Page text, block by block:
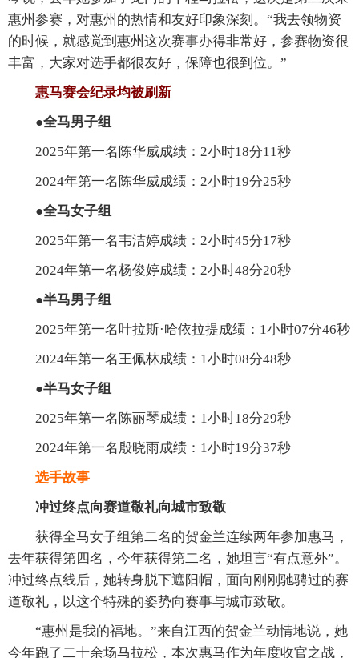
惠州参赛，对惠州的热情和友好印象深刻。“我去领物资
的时候，就感觉到惠州这次赛事办得非常好，参赛物资很
丰富，大家对选手都很友好，保障也很到位。”
惠马赛会纪录均被刷新
●全马男子组
2025年第一名陈华威成绩：2小时18分11秒
2024年第一名陈华威成绩：2小时19分25秒
●全马女子组
2025年第一名韦洁婷成绩：2小时45分17秒
2024年第一名杨俊婷成绩：2小时48分20秒
●半马男子组
2025年第一名叶拉斯·哈依拉提成绩：1小时07分46秒
2024年第一名王佩林成绩：1小时08分48秒
●半马女子组
2025年第一名陈丽琴成绩：1小时18分29秒
2024年第一名殷晓雨成绩：1小时19分37秒
选手故事
冲过终点向赛道敬礼向城市致敬
获得全马女子组第二名的贺金兰连续两年参加惠马，
去年获得第四名，今年获得第二名，她坦言“有点意外”。
冲过终点线后，她转身脱下遮阳帽，面向刚刚驰骋过的赛
道敬礼，以这个特殊的姿势向赛事与城市致敬。
“惠州是我的福地。”来自江西的贺金兰动情地说，她
今年跑了二十余场马拉松，本次惠马作为年度收官之战，